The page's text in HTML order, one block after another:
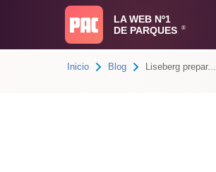
LA WEB Nº1
DE PARQUES
®
Inicio Blog Liseberg prepar...